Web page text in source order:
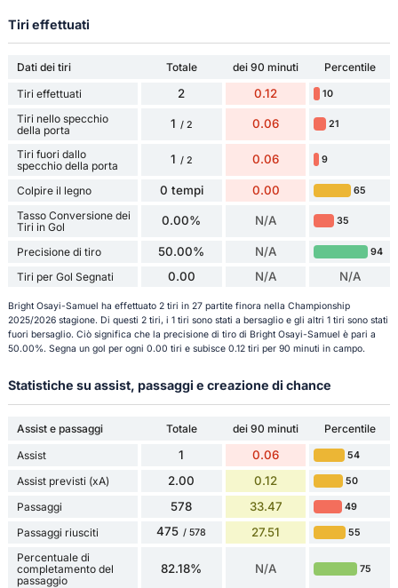
Tiri effettuati
Dati dei tiri Totale dei 90 minuti
Percentile
Tiri effettuati
2 0.12 10
Tiri nello specchio
della porta
1 / 2 0.06 21
Tiri fuori dallo
specchio della porta
1 / 2 0.06 9
Colpire il legno 0 tempi 0.00 65
Tasso Conversione dei
Tiri in Gol
0.00% N/A 35
Precisione di tiro 50.00% N/A 94
Tiri per Gol Segnati 0.00 N/A N/A
Bright Osayi-Samuel ha effettuato 2 tiri in 27 partite finora nella Championship
2025/2026 stagione. Di questi 2 tiri, i 1 tiri sono stati a bersaglio e gli altri 1 tiri sono stati
fuori bersaglio. Ciò significa che la precisione di tiro di Bright Osayi-Samuel è pari a
50.00%. Segna un gol per ogni 0.00 tiri e subisce 0.12 tiri per 90 minuti in campo.
Statistiche su assist, passaggi e creazione di chance
Assist e passaggi Totale dei 90 minuti
Percentile
Assist
1 0.06 54
Assist previsti (xA) 2.00 0.12 50
Passaggi 578 33.47 49
Passaggi riusciti 475 / 578 27.51 55
Percentuale di
completamento del
passaggio
82.18% N/A 75